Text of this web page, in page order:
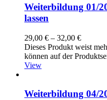
Weiterbildung 01/
lassen
29,00 € – 32,00 €
Dieses Produkt weist
können auf der
View
Weiterbildung 04/